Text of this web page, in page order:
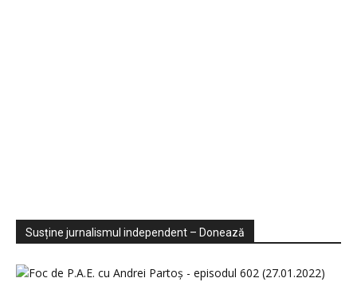
Sondaje
Video
Susține jurnalismul independent – Donează